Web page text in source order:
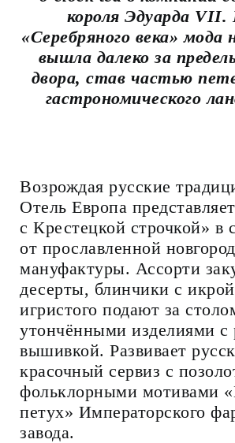
короля Эдуарда VII.
«Серебряного века» мода
вышла далеко за
двора, став частью
гастрономического
Возрождая русские
Отель Европа
с Крестецкой строчкой» в
от прославленной
мануфактуры. Ассорти
десерты, блинчики с
игристого подают за
утончёнными изделиями с
вышивкой. Развивает
красочный сервиз с
фольклорными мотивами
петух» Императорского
завода.